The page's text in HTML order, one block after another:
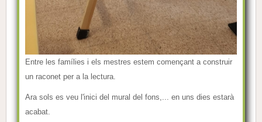
Entre les famílies i els mestres estem començant a construir
un raconet per a la lectura.
Ara sols es veu l'inici del mural del fons,... en uns dies estarà
acabat.